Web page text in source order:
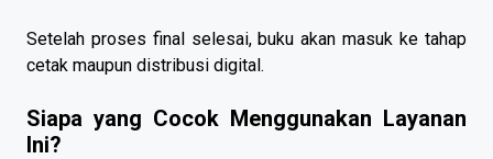
Setelah proses final selesai, buku akan masuk ke tahap
cetak maupun distribusi digital.
Siapa yang Cocok Menggunakan Layanan
Ini?